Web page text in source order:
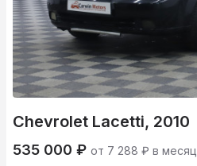
Chevrolet Lacetti, 2010
535 000 ₽ от 7 288 ₽ в месяц